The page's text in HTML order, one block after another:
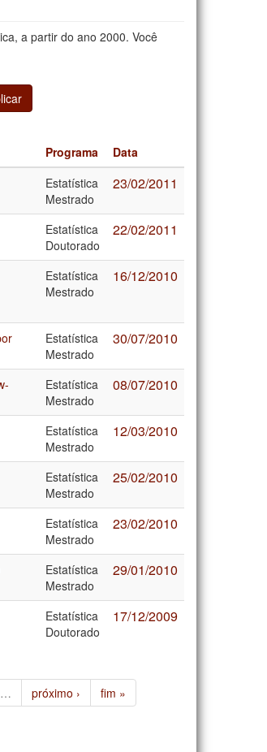
a partir do ano 2000. Você
Programa
Data
Estatística
Mestrado
23/02/2011
Estatística
Doutorado
22/02/2011
Estatística
Mestrado
16/12/2010
Estatística
Mestrado
30/07/2010
Estatística
Mestrado
08/07/2010
Estatística
Mestrado
12/03/2010
Estatística
Mestrado
25/02/2010
Estatística
Mestrado
23/02/2010
Estatística
Mestrado
29/01/2010
Estatística
Doutorado
17/12/2009
… próximo › fim »